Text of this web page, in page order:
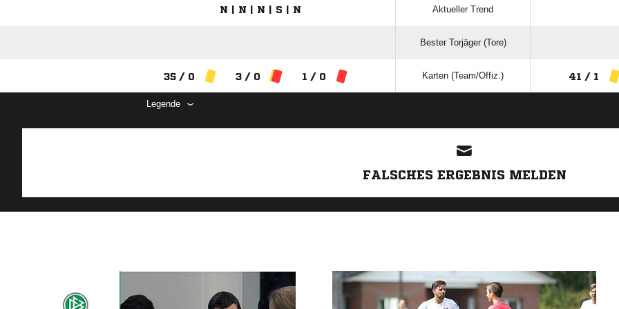
N | N | N | S | N Aktueller Trend
Bester Torjäger (Tore)
35 / 0 3 / 0 1 / 0 Karten (Team/Offiz.) 41 / 1
Legende
FALSCHES ERGEBNIS MELDEN